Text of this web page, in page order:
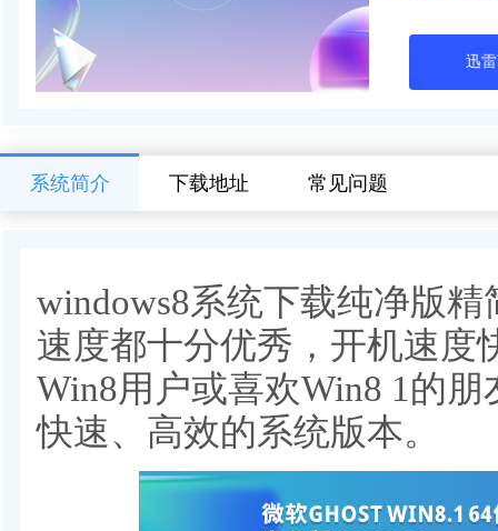
迅
系统简介 下载地址 常见问题
windows8系统下载纯净版
速度都十分优秀，开机速度
Win8用户或喜欢Win8 1的
快速、高效的系统版本。